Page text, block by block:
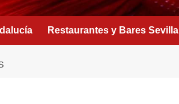
Restaurantes y Bares Sevilla